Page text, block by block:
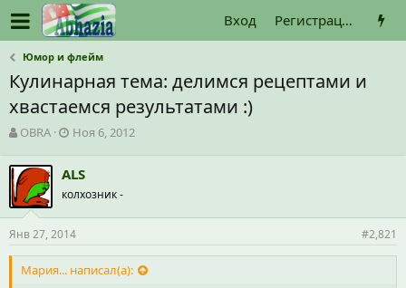
Вход Регистрация
Юмор и флейм
Кулинарная тема: делимся рецептами и
хвастаемся результатами :)
А
т
о
р
т
е
м
ы
OBRA
Д
а
н
ч
а
л
а
Ноя 6, 2012
ALS
колхозник -
Янв 27, 2014 #2,821
Мария... написал(а):